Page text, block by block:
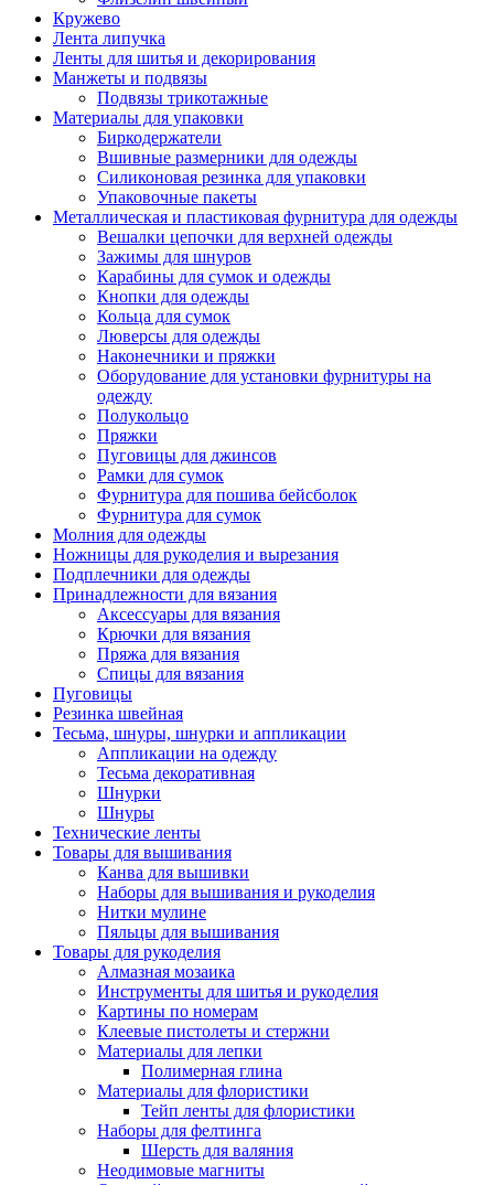
Кружево
Лента липучка
Ленты для шитья и декорирования
Манжеты и подвязы
Подвязы трикотажные
Материалы для упаковки
Биркодержатели
Вшивные размерники для одежды
Силиконовая резинка для упаковки
Упаковочные пакеты
Металлическая и пластиковая фурнитура для одежды
Вешалки цепочки для верхней одежды
Зажимы для шнуров
Карабины для сумок и одежды
Кнопки для одежды
Кольца для сумок
Люверсы для одежды
Наконечники и пряжки
Оборудование для установки фурнитуры на
одежду
Полукольцо
Пряжки
Пуговицы для джинсов
Рамки для сумок
Фурнитура для пошива бейсболок
Фурнитура для сумок
Молния для одежды
Ножницы для рукоделия и вырезания
Подплечники для одежды
Принадлежности для вязания
Аксессуары для вязания
Крючки для вязания
Пряжа для вязания
Спицы для вязания
Пуговицы
Резинка швейная
Тесьма, шнуры, шнурки и аппликации
Аппликации на одежду
Тесьма декоративная
Шнурки
Шнуры
Технические ленты
Товары для вышивания
Канва для вышивки
Наборы для вышивания и рукоделия
Нитки мулине
Пяльцы для вышивания
Товары для рукоделия
Алмазная мозаика
Инструменты для шитья и рукоделия
Картины по номерам
Клеевые пистолеты и стержни
Материалы для лепки
Полимерная глина
Материалы для флористики
Тейп ленты для флористики
Наборы для фелтинга
Шерсть для валяния
Неодимовые магниты